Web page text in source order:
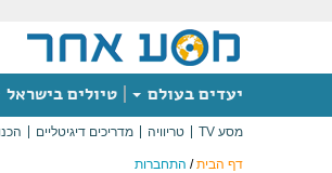
יעדים בעולם טיולים בישראל
מסע TV טריוויה מדריכים דיגיטליים
דף הבית/ התחברות